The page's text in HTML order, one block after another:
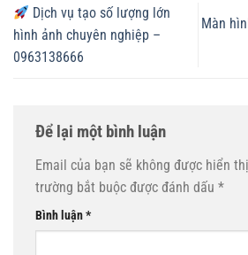
Dịch vụ tạo số lượng lớn
hình ảnh chuyên nghiệp –
0963138666
Màn
Để lại một bình luận
Email của bạn sẽ không được hiển
trường bắt buộc được đánh dấu *
Bình luận*